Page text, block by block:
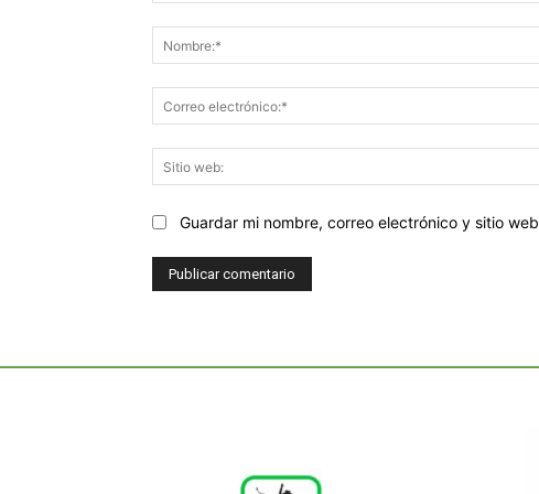
Guardar mi nombre, correo electrónico y sitio